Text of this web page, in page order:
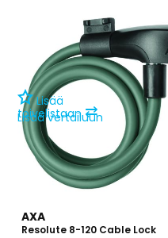
Lisää
toivelistaan ⇄
Lisää vertailuun
AXA
Resolute 8-120 Cable Lock